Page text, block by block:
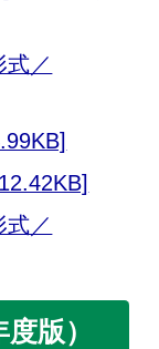
式／
式／
版）